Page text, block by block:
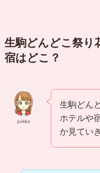
生駒どんどこ祭り
宿はどこ？
yukko
生駒どん
ホテルや
か見てい